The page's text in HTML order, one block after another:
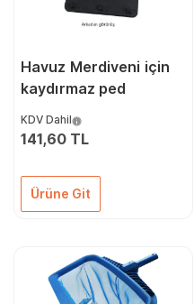
Havuz Merdiveni için
kaydırmaz ped
KDV Dahil
141,60 TL
Ürüne Git